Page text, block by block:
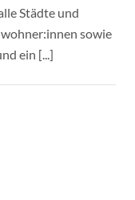
Städte und
sowie
ein [...]